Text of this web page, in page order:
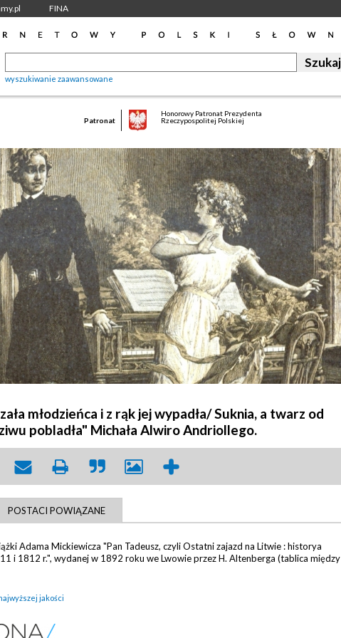
FINA
wyszukiwanie zaawansowane
Patronat
Honorowy Patronat Prezydenta
Rzeczypospolitej Polskiej
młodzieńca i z rąk jej wypadła/ Suknia, a twarz od
pobladła" Michała Alwiro Andriollego.
POSTACI POWIĄZANE
Adama Mickiewicza "Pan Tadeusz, czyli Ostatni zajazd na Litwie : historya
i 1812 r.", wydanej w 1892 roku we Lwowie przez H. Altenberga (tablica między
jakości